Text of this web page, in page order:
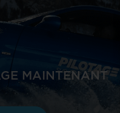
MAINTENANT